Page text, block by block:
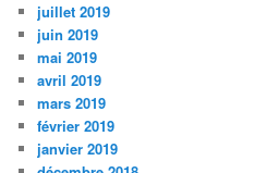
juillet 2019
juin 2019
mai 2019
avril 2019
mars 2019
février 2019
janvier 2019